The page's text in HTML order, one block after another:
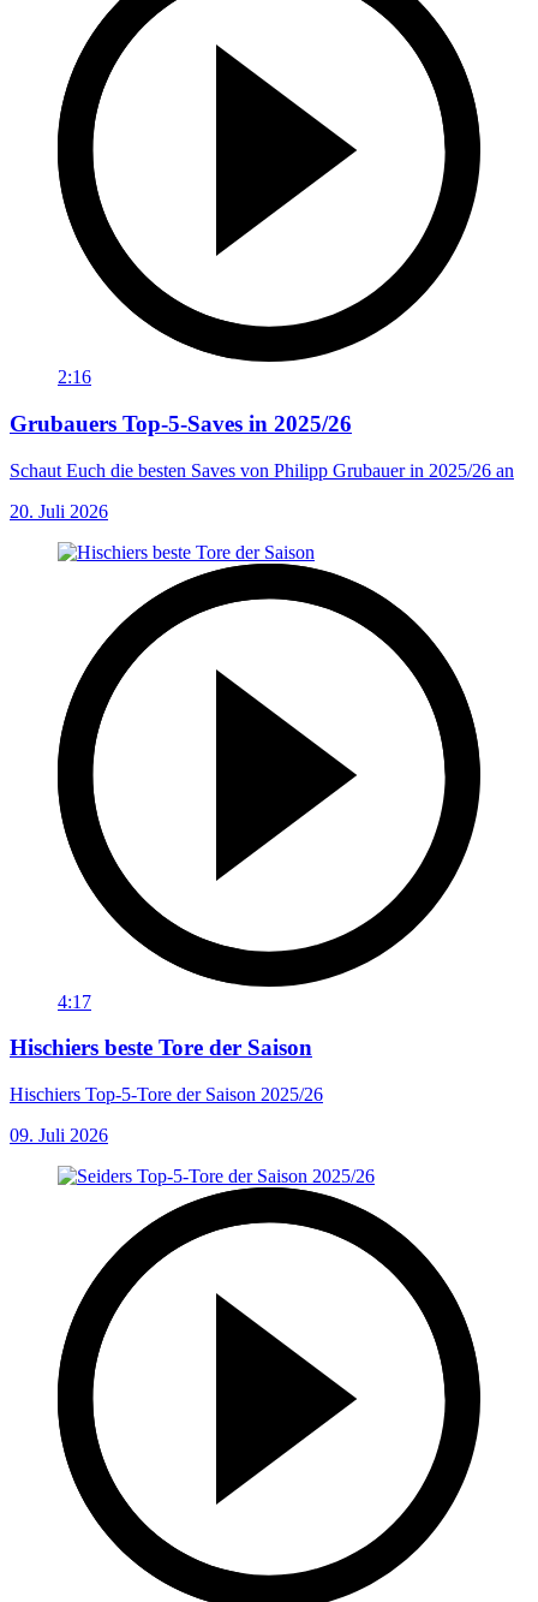
2:16
Grubauers Top-5-Saves in 2025/26
Schaut Euch die besten Saves von Philipp Grubauer in 2025/26 an
20. Juli 2026
4:17
Hischiers beste Tore der Saison
Hischiers Top-5-Tore der Saison 2025/26
09. Juli 2026